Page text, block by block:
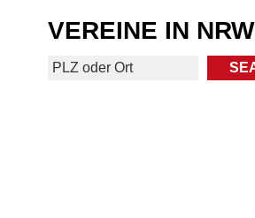
VEREINE IN NRW